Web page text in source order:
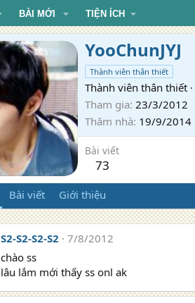
BÀI MỚI TIỆN ÍCH
YooChunJYJ
Thành viên thân thiết
Thành viên thân thiết ·
Tham gia 23/3/2012
Thăm nhà 19/9/2014
Bài viết
73
Bài viết Giới thiệu
S2-S2-S2-S2
7/8/2012
chào ss
lâu lắm mới thấy ss onl ak